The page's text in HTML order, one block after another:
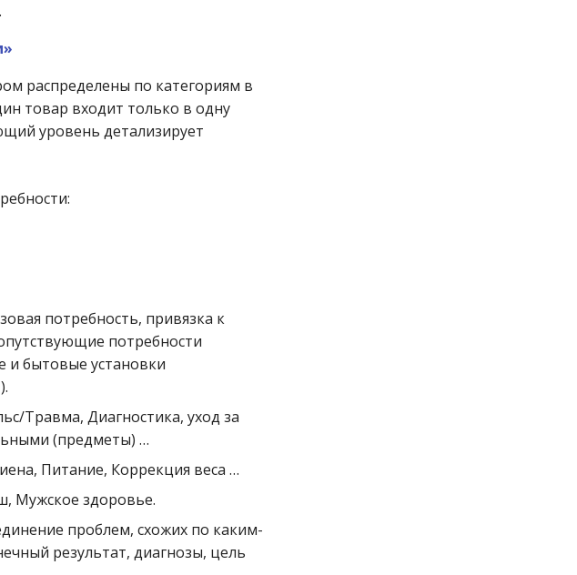
распределены по категориям в
товар входит только в одну
уровень детализирует
потребность, привязка к
потребности
и бытовые установки
Травма, Диагностика, уход за
(предметы) …
Питание, Коррекция веса …
Мужское здоровье.
проблем, схожих по каким-
результат, диагнозы, цель